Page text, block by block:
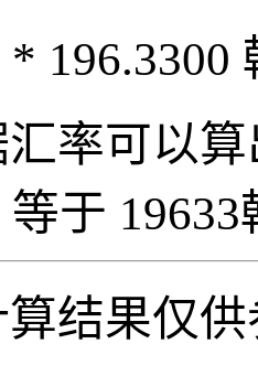
196.3300
率可以
于
结果仅